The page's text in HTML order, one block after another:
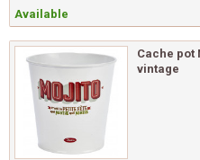
Available
Cache pot
vintage